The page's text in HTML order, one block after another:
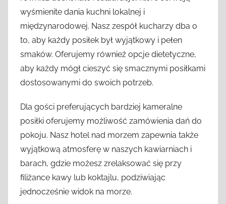
wyśmienite dania kuchni lokalnej i
międzynarodowej. Nasz zespół kucharzy dba o
to, aby każdy posiłek był wyjątkowy i pełen
smaków. Oferujemy również opcje dietetyczne,
aby każdy mógł cieszyć się smacznymi posiłkami
dostosowanymi do swoich potrzeb.
Dla gości preferujących bardziej kameralne
posiłki oferujemy możliwość zamówienia dań do
pokoju. Nasz hotel nad morzem zapewnia także
wyjątkową atmosferę w naszych kawiarniach i
barach, gdzie możesz zrelaksować się przy
filiżance kawy lub koktajlu, podziwiając
jednocześnie widok na morze.